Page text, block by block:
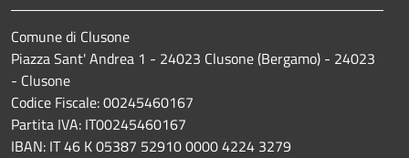
Comune di Clusone
Piazza Sant' Andrea 1 - 24023 Clusone (Bergamo) - 24023
- Clusone
Codice Fiscale: 00245460167
Partita IVA: IT00245460167
IBAN: IT 46 K 05387 52910 0000 4224 3279